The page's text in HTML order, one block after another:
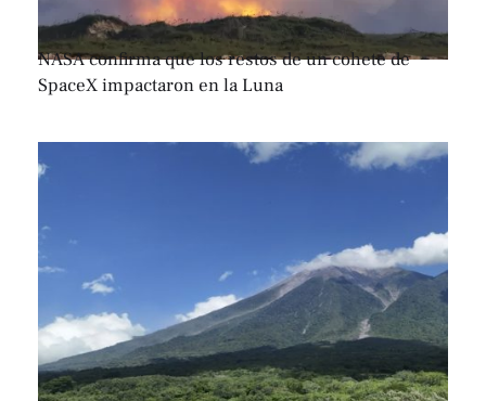
NASA confirma que los restos de un cohete de
SpaceX impactaron en la Luna